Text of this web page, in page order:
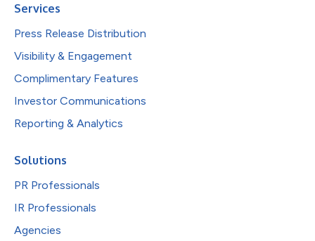
Services
Press Release Distribution
Visibility & Engagement
Complimentary Features
Investor Communications
Reporting & Analytics
Solutions
PR Professionals
IR Professionals
Agencies